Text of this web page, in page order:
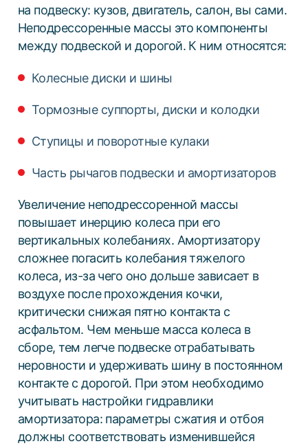
на подвеску: кузов, двигатель, салон, вы сами.
Неподрессоренные массы это компоненты
между подвеской и дорогой. К ним относятся:
Колесные диски и шины
Тормозные суппорты, диски и колодки
Ступицы и поворотные кулаки
Часть рычагов подвески и амортизаторов
Увеличение неподрессоренной массы
повышает инерцию колеса при его
вертикальных колебаниях. Амортизатору
сложнее погасить колебания тяжелого
колеса, из-за чего оно дольше зависает в
воздухе после прохождения кочки,
критически снижая пятно контакта с
асфальтом. Чем меньше масса колеса в
сборе, тем легче подвеске отрабатывать
неровности и удерживать шину в постоянном
контакте с дорогой. При этом необходимо
учитывать настройки гидравлики
амортизатора: параметры сжатия и отбоя
должны соответствовать изменившейся